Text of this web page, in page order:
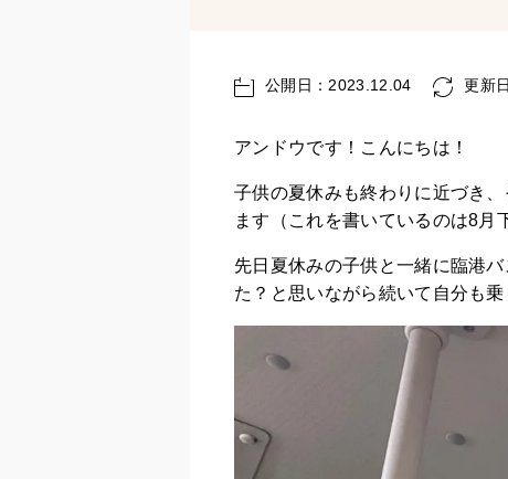
公開日：2023.12.04 更新
アンドウです！こんにちは！
子供の夏休みも終わりに近づき
ます（これを書いているのは8月
先日夏休みの子供と一緒に臨港
た？と思いながら続いて自分も